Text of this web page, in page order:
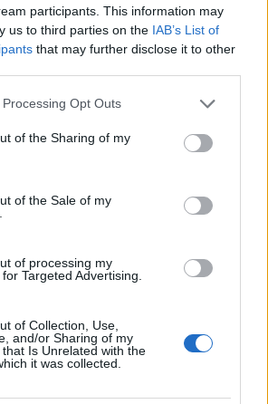
participants. This information may
us to third parties on the IAB’s List of
that may further disclose it to other
website/app uses one or more Google
or usage behaviour. You may click to
to Google and its third-party tags to
specified purposes in below Google
Opt Outs
of the Sharing of my
of the Sale of my
of processing my
Targeted Advertising.
of Collection, Use,
and/or Sharing of my
Is Unrelated with the
it was collected.
forrásokból olyan visszajelzéseket
több érdekes mellékhatása is van
mérésekkel nem sikerült még
mivel nagyon nagy horderejű
szó, mindenképp érdemes
időn belül megkezdjük a
műszeres mérésekkel.
független, de egybehangzó
az Attila-domb mágikus
után teljes
Rendszeres látogatók
már nem érzik a dombból
és ezt az amatőr radiesztéták
járt a pilisi szívcsakra is. A
energiát már a talajszint alatt
mező.